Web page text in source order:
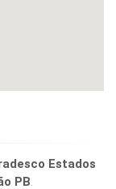
Estados
PB.